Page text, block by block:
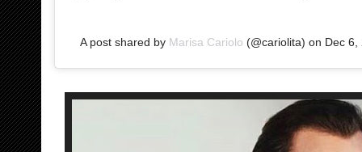
A post shared by Marisa Cariolo (@cariolita) on Dec 6,